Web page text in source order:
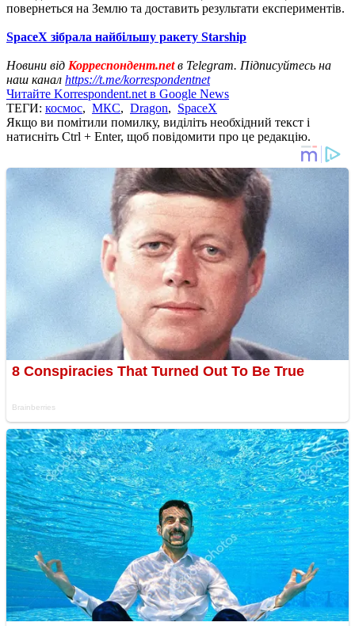
повернеться на Землю та доставить результати експериментів.
SpaceX зібрала найбільшу ракету Starship
Новини від Корреспондент.netв Telegram. Підписуйтесь на
наш канал https://t.me/korrespondentnet
Читайте Korrespondent.net в Google News
ТЕГИ: космос, МКС, Dragon, SpaceX
Якщо ви помітили помилку, виділіть необхідний текст і
натисніть Ctrl + Enter, щоб повідомити про це редакцію.